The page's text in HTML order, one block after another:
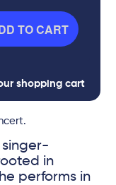
TO CART
shopping cart
singer-
in
performs in